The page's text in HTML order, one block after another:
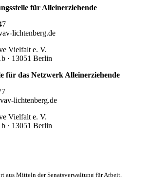
für Alleinerziehende
lichtenberg.de
Vielfalt e. V.
· 13051 Berlin
für das Netzwerk Alleinerziehende
lichtenberg.de
Vielfalt e. V.
· 13051 Berlin
aus Mitteln der Senatsverwaltung für Arbeit,